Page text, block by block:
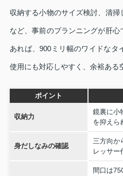
収納する小物のサイズ検討、清
など、事前のプランニングが肝
あれば、900ミリ幅のワイドなタ
使用にも対応しやすく、余裕ある
ポイント
収納力
鏡裏に小
を抑えら
身だしなみの確認
三方向か
レッサー
間口は